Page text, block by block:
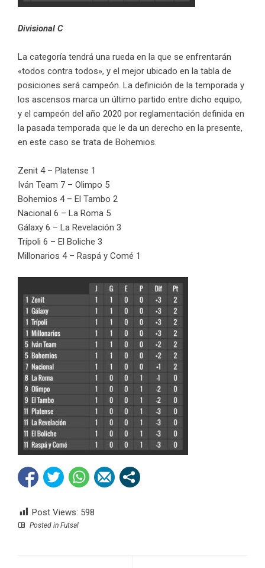
Divisional C
La categoría tendrá una rueda en la que se enfrentarán
«todos contra todos», y el mejor ubicado en la tabla de
posiciones será campeón. La definición de la temporada y
los ascensos marca un último partido entre dicho equipo,
y el campeón del año 2020 por reglamentación definida en
la pasada temporada que le da un derecho en la presente,
en este caso se trata de Bohemios.
Zenit 4 – Platense 1
Iván Team 7 – Olimpo 5
Bohemios 4 – El Tambo 2
Nacional 6 – La Roma 5
Gálaxy 6 – La Revelación 3
Trípoli 6 – El Boliche 3
Millonarios 4 – Raspá y Comé 1
Post Views: 598
Posted in Futsal